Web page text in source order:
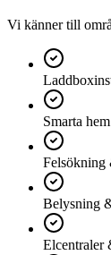
Vi känner till
Smarta
Belysning
Elcentraler